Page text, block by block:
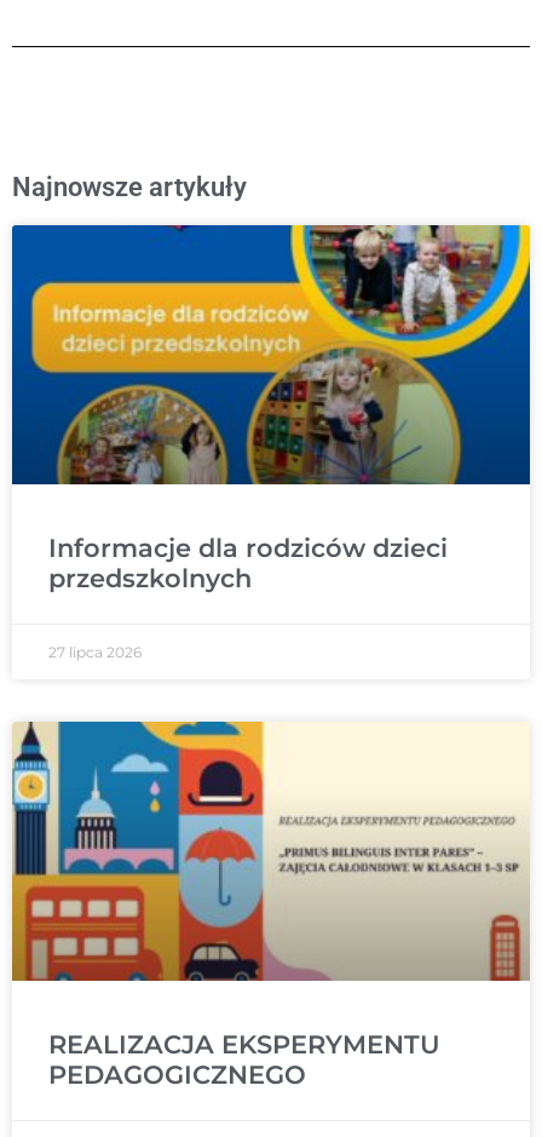
Najnowsze artykuły
Informacje dla rodziców dzieci
przedszkolnych
27 lipca 2026
REALIZACJA EKSPERYMENTU
PEDAGOGICZNEGO